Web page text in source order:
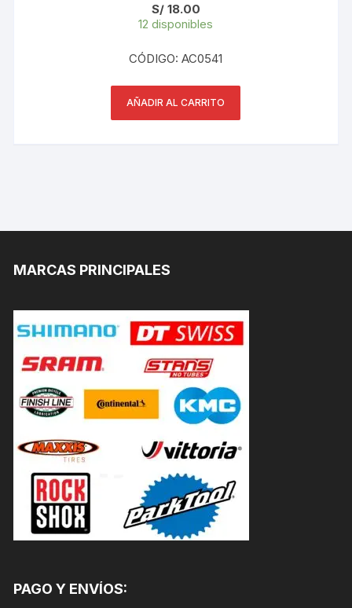
S/18.00
12 disponibles
CÓDIGO: AC0541
AÑADIR AL CARRITO
MARCAS PRINCIPALES
PAGO Y ENVÍOS: